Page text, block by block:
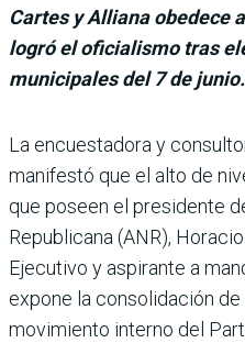
Cartes y Alliana obedece
logró el oficialismo tras
municipales del 7 de junio.
La encuestadora y
manifestó que el alto de
que poseen el presidente
Republicana (ANR),
Ejecutivo y aspirante a
expone la consolidación
movi­miento interno del